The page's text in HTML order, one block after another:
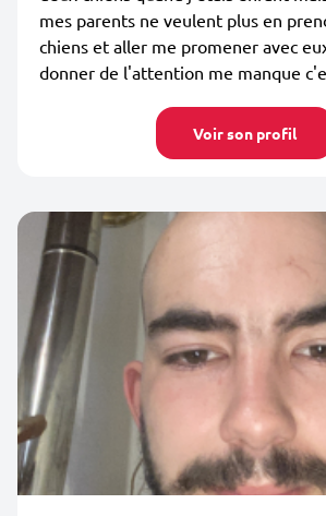
mes parents ne veulent plus en
chiens et aller me promener avec
donner de l'attention me manque
Voir son profil